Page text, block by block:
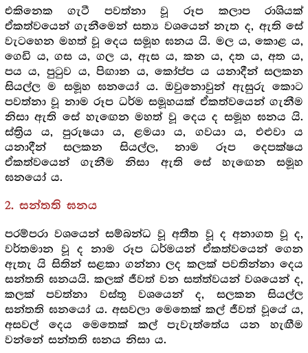
එකිනෙක ගැටී පවත්නා වූ රූප කලාප රාශියක්
ඒකත්වයෙන් ගැනීමෙන් සත්‍ය වශයෙන් නැත ද, ඇති සේ
වැටහෙන මහත් වූ දෙය සමූහ ඝනය යි. මල ය, කොළ ය,
ගෙඩි ය, ගස ය, ගල ය, ඇස ය, කන ය, දත ය, අත ය,
පය ය, පුටුව ය, පිඟාන ය, කෝප්ප ය යනාදීන් සලකන
සියල්ල ම සමූහ ඝනයෝ ය. ඔවුනොවුන් ඇසුරු කොට
පවත්නා වූ නාම රූප ධර්ම සමූහයක් ඒකත්වයෙන් ගැනීම
නිසා ඇති සේ හැඟෙන මහත් වූ දෙය ද සමූහ ඝනය යි.
ස්ත්‍රිය ය, පුරුෂයා ය, ළමයා ය, ගවයා ය, එළුවා ය
යනාදීන් සලකන සියල්ල, නාම රූප දෙපක්ෂය
ඒකත්වයෙන් ගැනීම නිසා ඇති සේ හැඟෙන සමූහ
ඝනයෝ ය.
2. සන්තති ඝනය
පරම්පරා වශයෙන් සම්බන්ධ වූ අතීත වූ ද අනාගත වූ ද,
වර්තමාන වූ ද නාම රූප ධර්මයන් ඒකත්වයෙන් ගෙන
ඇතැ යි සිතින් සළකා ගන්නා ලද කලක් පවතින්නා දෙය
සන්තති ඝනයයි. කලක් ජීවත් වන සත්ත්වයන් වශයෙන් ද,
කලක් පවත්නා වස්තු වශයෙන් ද, සලකන සියල්ල
සන්තති ඝනයෝ ය. අසවලා මෙතෙක් කල් ජීවත් වූයේ ය,
අසවල් දෙය මෙතෙක් කල් පැවැත්තේය යන හැඟීම
වන්නේ සන්තති ඝනය නිසා ය.